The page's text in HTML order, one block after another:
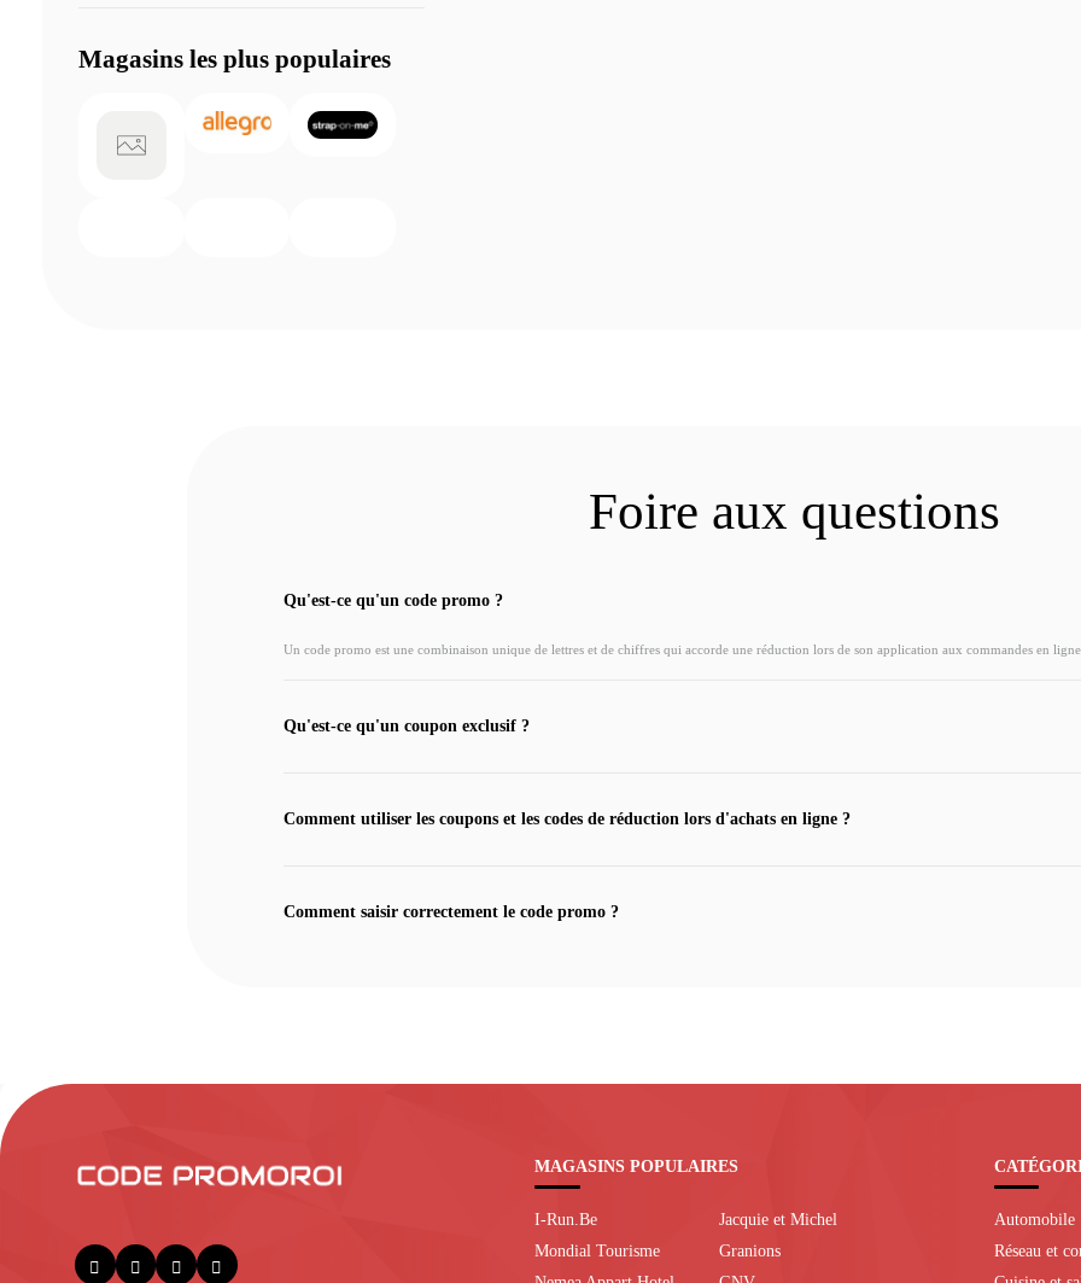
Magasins les plus populaires
Foire aux questions
Qu'est-ce qu'un code promo ?
Un code promo est une combinaison unique de lettres et de chiffres qui accorde une réduction lors de son application aux commandes en
Qu'est-ce qu'un coupon exclusif ?
Comment utiliser les coupons et les codes de réduction lors d'achats en ligne ?
Comment saisir correctement le code promo ?
MAGASINS POPULAIRES
I-Run.Be
Mondial Tourisme
Jacquie et Michel
Granions
Automobile
Réseau et